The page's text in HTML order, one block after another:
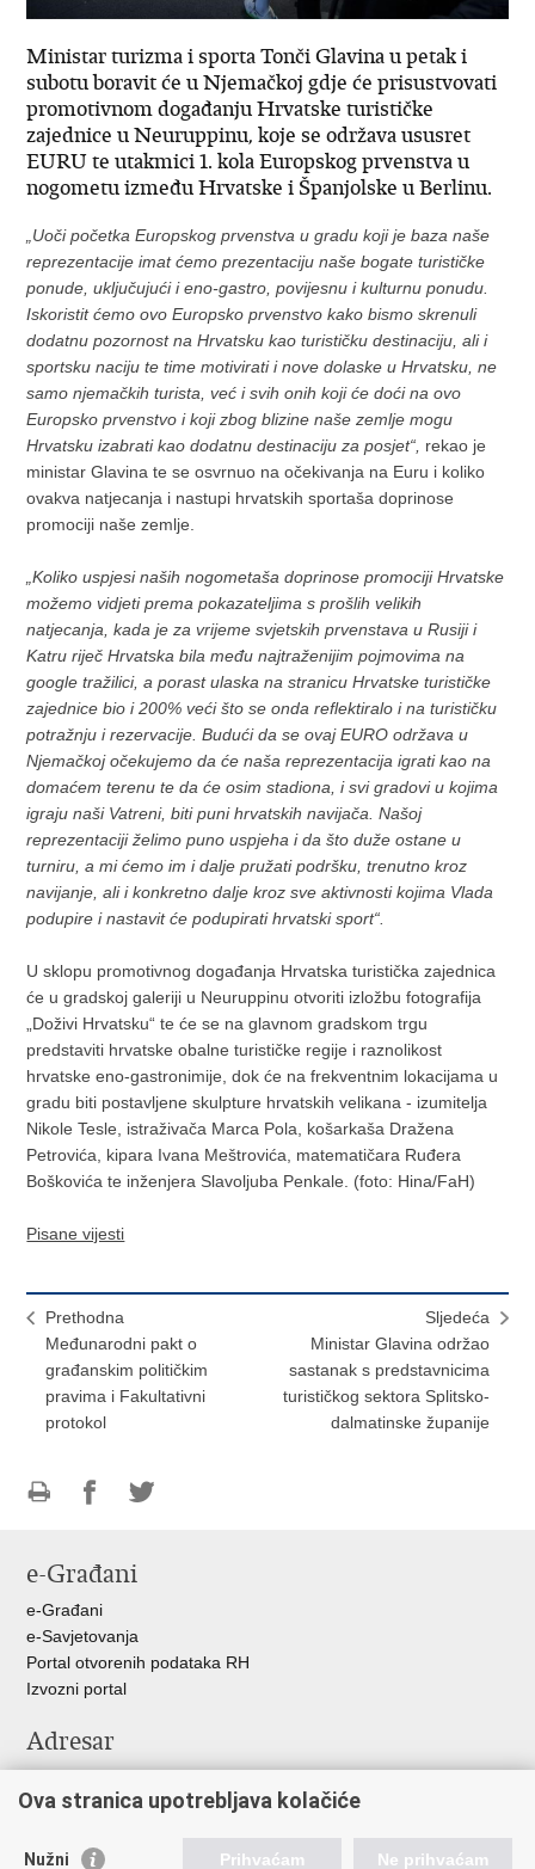
Ministar turizma i sporta Tonči Glavina u petak i
subotu boravit će u Njemačkoj gdje će prisustvovati
promotivnom događanju Hrvatske turističke
zajednice u Neuruppinu, koje se održava ususret
EURU te utakmici 1. kola Europskog prvenstva u
nogometu između Hrvatske i Španjolske u Berlinu.
„Uoči početka Europskog prvenstva u gradu koji je baza naše
reprezentacije imat ćemo prezentaciju naše bogate turističke
ponude, uključujući i eno-gastro, povijesnu i kulturnu ponudu.
Iskoristit ćemo ovo Europsko prvenstvo kako bismo skrenuli
dodatnu pozornost na Hrvatsku kao turističku destinaciju, ali i
sportsku naciju te time motivirati i nove dolaske u Hrvatsku, ne
samo njemačkih turista, već i svih onih koji će doći na ovo
Europsko prvenstvo i koji zbog blizine naše zemlje mogu
Hrvatsku izabrati kao dodatnu destinaciju za posjet“, rekao je
ministar Glavina te se osvrnuo na očekivanja na Euru i koliko
ovakva natjecanja i nastupi hrvatskih sportaša doprinose
promociji naše zemlje.
„Koliko uspjesi naših nogometaša doprinose promociji Hrvatske
možemo vidjeti prema pokazateljima s prošlih velikih
natjecanja, kada je za vrijeme svjetskih prvenstava u Rusiji i
Katru riječ Hrvatska bila među najtraženijim pojmovima na
google tražilici, a porast ulaska na stranicu Hrvatske turističke
zajednice bio i 200% veći što se onda reflektiralo i na turističku
potražnju i rezervacije. Budući da se ovaj EURO održava u
Njemačkoj očekujemo da će naša reprezentacija igrati kao na
domaćem terenu te da će osim stadiona, i svi gradovi u kojima
igraju naši Vatreni, biti puni hrvatskih navijača. Našoj
reprezentaciji želimo puno uspjeha i da što duže ostane u
turniru, a mi ćemo im i dalje pružati podršku, trenutno kroz
navijanje, ali i konkretno dalje kroz sve aktivnosti kojima Vlada
podupire i nastavit će podupirati hrvatski sport“.
U sklopu promotivnog događanja Hrvatska turistička zajednica
će u gradskoj galeriji u Neuruppinu otvoriti izložbu fotografija
„Doživi Hrvatsku“ te će se na glavnom gradskom trgu
predstaviti hrvatske obalne turističke regije i raznolikost
hrvatske eno-gastronimije, dok će na frekventnim lokacijama u
gradu biti postavljene skulpture hrvatskih velikana - izumitelja
Nikole Tesle, istraživača Marca Pola, košarkaša Dražena
Petrovića, kipara Ivana Meštrovića, matematičara Ruđera
Boškovića te inženjera Slavoljuba Penkale. (foto: Hina/FaH)
Pisane vijesti
Prethodna
Međunarodni pakt o
građanskim političkim
pravima i Fakultativni
protokol
Sljedeća
Ministar Glavina održao
sastanak s predstavnicima
turističkog sektora Splitsko-
dalmatinske županije
FacebookuTwitteru
e-Građani
e-Građani
e-Savjetovanja
Portal otvorenih podataka RH
Izvozni portal
Adresar
Adresar tijela javne vlasti
Ova stranica upotrebljava kolačiće
Nužni Prihvaćam Ne prihvaćam